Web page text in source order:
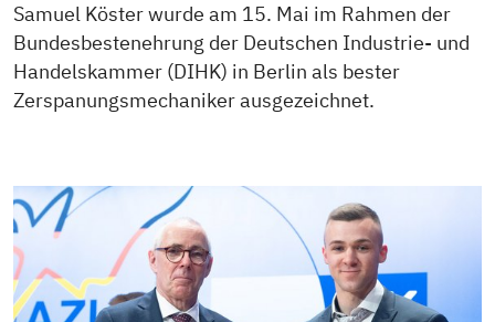
Samuel Köster wurde am 15. Mai im Rahmen der
Bundesbestenehrung der Deutschen Industrie- und
Handelskammer (DIHK) in Berlin als bester
Zerspanungsmechaniker ausgezeichnet.